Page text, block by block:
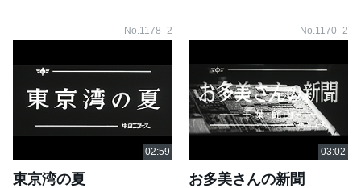
No.1178_2
東京湾の夏
No.1170_2
お多美さんの新聞